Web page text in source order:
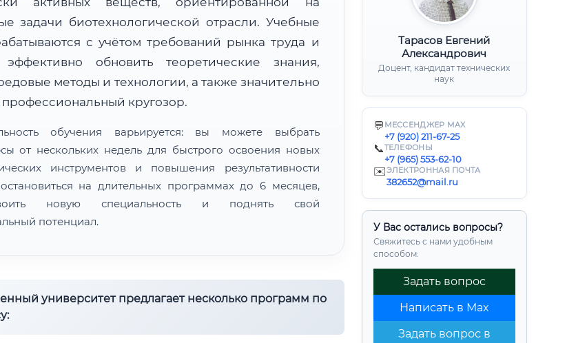
Тарасов Евгений
Александрович
Доцент, кандидат технических
наук
💬 МЕССЕНДЖЕР MAX
+7 (920) 211-67-25
📞ТЕЛЕФОНЫ
+7 (965) 553-62-10
✉️ЭЛЕКТРОННАЯ ПОЧТА
382652@mail.ru
У Вас остались вопросы?
Свяжитесь с нами удобным
способом:
Задать вопрос
Написать в Max
Задать вопрос в
задачи биотехнологической отрасли. Учебные
с учётом требований рынка труда и
эффективно обновить теоретические знания,
методы и технологии, а также значительно
кругозор.
обучения варьируется: вы можете выбрать
от нескольких недель для быстрого освоения новых
инструментов и повышения результативности
на длительных программах до 6 месяцев,
новую специальность и поднять свой
потенциал.
университет предлагает несколько программ по